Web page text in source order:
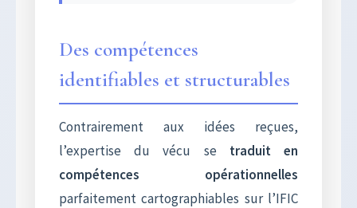
Des compétences
identifiables et structurables
Contrairement aux idées reçues,
l’expertise du vécu se traduit en
compétences opérationnelles
parfaitement cartographiables sur l’IFIC